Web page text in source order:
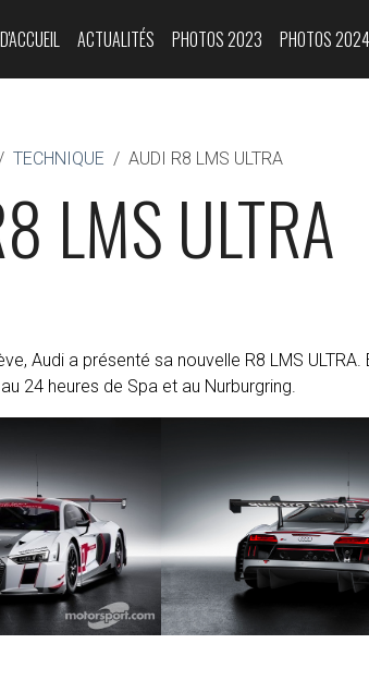
ACTUALITÉS PHOTOS 2023 PHOTOS 2024
TECHNIQUE AUDI R8 LMS ULTRA
LMS ULTRA
Audi a présenté sa nouvelle R8 LMS
24 heures de Spa et au Nurburgring.